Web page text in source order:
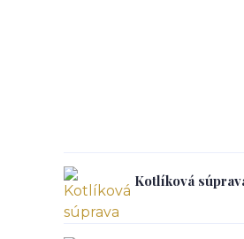
Kotlíková